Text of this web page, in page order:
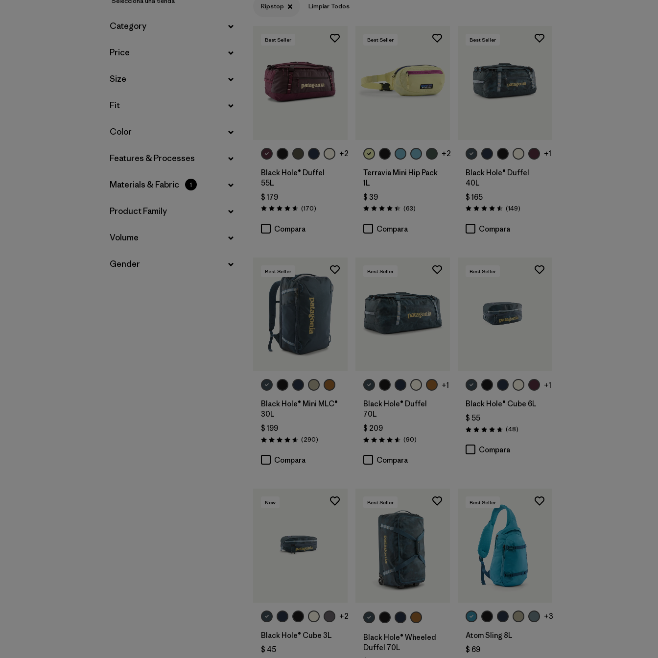
Filtrar por
Materials & Fabric
Filtrar por
Product Family
Filtrar por
Volume
Filtrar por
Gender
Filtrar por
Category
Filtrar por
Price
Filtrar por
Size
Filtrar por
Fit
Filtrar por
Color
Filtrar por
Features & Processes
Filtrar por
Materials & Fabric 1
Filtrar por
Product Family
Filtrar por
Volume
Filtrar por
Gender
Ripstop Limpiar Todos
Best Seller
+2
Black Hole® Duffel
55L
$ 179
Valoración: 4.6 / 5
(170Comentarios
)
Compara
Best Seller
+2
Terravia Mini Hip Pack
1L
$ 39
Valoración: 4.4 / 5
(63Comentarios
)
Compara
Best Seller
+1
Black Hole® Duffel
40L
$ 165
Valoración: 4.5 / 5
(149Comentarios
)
Compara
Agregar a la
Bolsa
Best Seller
Black Hole® Mini MLC®
30L
$ 199
Valoración: 4.7 / 5
(290Comentarios
)
Compara
Best Seller
+1
Black Hole® Duffel
70L
$ 209
Valoración: 4.6 / 5
(90Comentarios
)
Compara
Best Seller
+1
Black Hole® Cube 6L
$ 55
Valoración: 4.7 / 5
(48Comentarios
)
Compara
New
+2
Black Hole® Cube 3L
$ 45
Agregar a la
Bolsa
Best Seller
Black Hole® Wheeled
Duffel 70L
Agregar a la
Bolsa
Best Seller
+3
Atom Sling 8L
$ 69